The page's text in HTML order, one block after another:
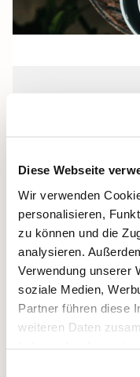
Diese Webseite
Wir verwenden
personalisieren,
zu können und die
analysieren.
Verwendung unserer
soziale Medien,
Partner führen diese
weiteren Daten
Donnerstag,
17:00 Uhr
Heilige
Frankenwall